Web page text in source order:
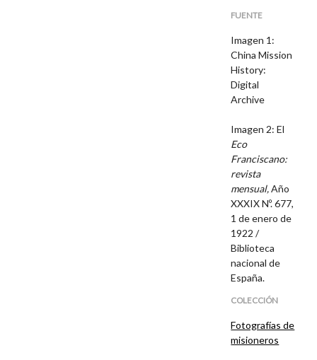
FUENTE
Imagen 1:
China Mission
History:
Digital
Archive
Imagen 2: El
Eco
Franciscano:
revista
mensual,Año
XXXIX Nº. 677,
1 de enero de
1922 /
Biblioteca
nacional de
España.
COLECCIÓN
Fotografías de
misioneros